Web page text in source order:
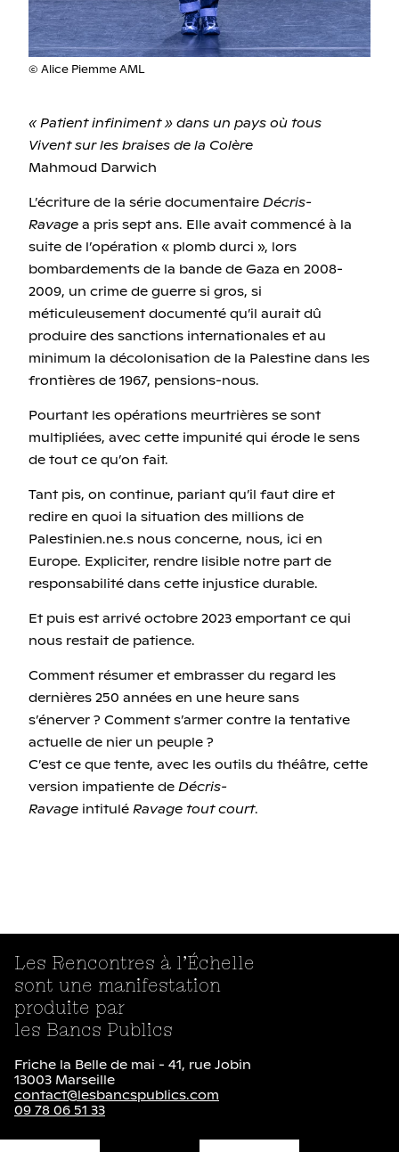
© Alice Piemme AML
« Patient infiniment » dans un pays où tous
Vivent sur les braises de la Colère
Mahmoud Darwich
L’écriture de la série documentaire Décris-
Ravage a pris sept ans. Elle avait commencé à la
suite de l’opération « plomb durci », lors
bombardements de la bande de Gaza en 2008-
2009, un crime de guerre si gros, si
méticuleusement documenté qu’il aurait dû
produire des sanctions internationales et au
minimum la décolonisation de la Palestine dans les
frontières de 1967, pensions-nous.
Pourtant les opérations meurtrières se sont
multipliées, avec cette impunité qui érode le sens
de tout ce qu’on fait.
Tant pis, on continue, pariant qu’il faut dire et
redire en quoi la situation des millions de
Palestinien.ne.s nous concerne, nous, ici en
Europe. Expliciter, rendre lisible notre part de
responsabilité dans cette injustice durable.
Et puis est arrivé octobre 2023 emportant ce qui
nous restait de patience.
Comment résumer et embrasser du regard les
dernières 250 années en une heure sans
s’énerver ? Comment s’armer contre la tentative
actuelle de nier un peuple ?
C’est ce que tente, avec les outils du théâtre, cette
version impatiente de Décris-
Ravage intitulé Ravage tout court.
Les Rencontres à l’Échelle
sont une manifestation
produite par
les Bancs Publics
Friche la Belle de mai - 41, rue Jobin
13003 Marseille
contact@lesbancspublics.com
09 78 06 51 33